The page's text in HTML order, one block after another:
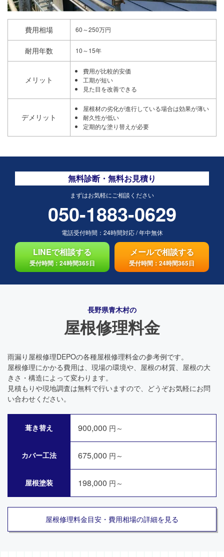
費用相場 60～250万円
耐用年数 10～15年
メリット
費用が比較的安価
工期が短い
見た目を改善できる
デメリット
屋根材の劣化が進行している場合は効果が薄い
耐久性が低い
定期的な塗り替えが必要
無料診断・無料お見積り
まずはお気軽にご相談ください
050-1883-0629
電話受付時間： 24時間対応/年中無休
LINEで相談する
受付時間：24時間365日
メールで相談する
受付時間：24時間365日
長野県青木村の
屋根修理料金
雨漏り屋根修理DEPOの各種屋根修理料金の参考例です。
屋根修理にかかる費用は、現場の環境や、屋根の材質、屋根の大
きさ・構造によって変わります。
見積もりや現地調査は無料で行いますので、どうぞお気軽にお問
い合わせください。
葺き替え 900,000 円～
カバー工法 675,000 円～
屋根塗装 198,000 円～
屋根修理料金目安・費用相場の詳細を見る